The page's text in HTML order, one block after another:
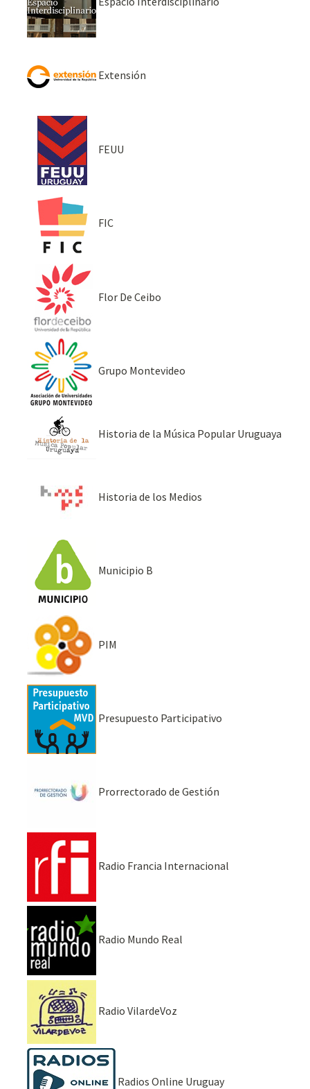
Extensión
FEUU
FIC
Flor De Ceibo
Grupo Montevideo
Historia de la Música Popular Uruguaya
Historia de los Medios
Municipio B
PIM
Presupuesto Participativo
Prorrectorado de Gestión
Radio Francia Internacional
Radio Mundo Real
Radio VilardeVoz
Radios Online Uruguay